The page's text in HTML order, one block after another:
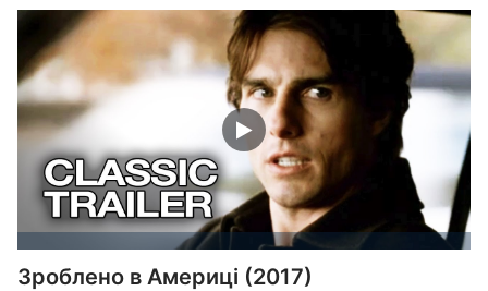
Зроблено в Америці (2017)